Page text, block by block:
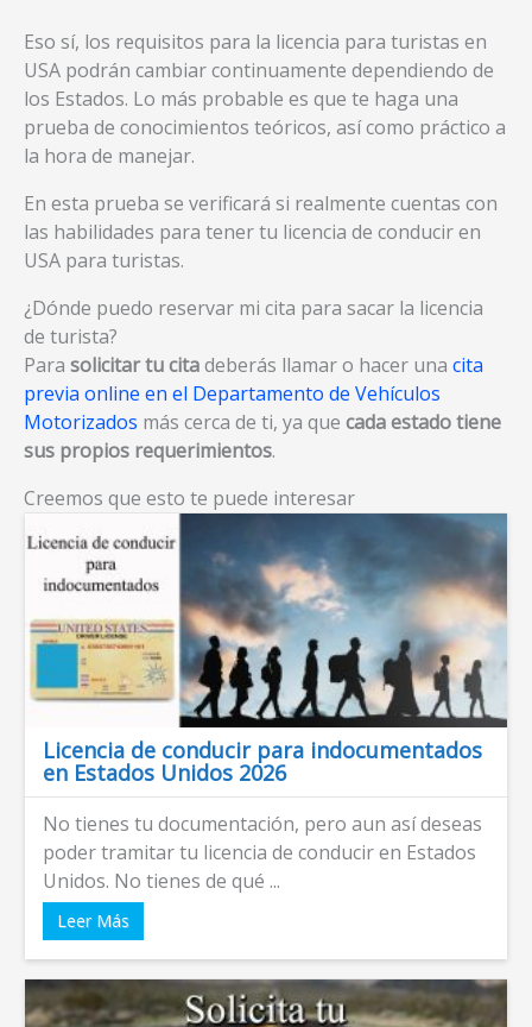
Eso sí, los requisitos para la licencia para turistas en
USA podrán cambiar continuamente dependiendo de
los Estados. Lo más probable es que te haga una
prueba de conocimientos teóricos, así como práctico a
la hora de manejar.
En esta prueba se verificará si realmente cuentas con
las habilidades para tener tu licencia de conducir en
USA para turistas.
¿Dónde puedo reservar mi cita para sacar la licencia
de turista?
Para solicitar tu citadeberás llamar o hacer una cita
previa online en el Departamento de Vehículos
Motorizados más cerca de ti, ya que cada estado tiene
sus propios requerimientos.
Creemos que esto te puede interesar
Licencia de conducir para indocumentados
en Estados Unidos 2026
No tienes tu documentación, pero aun así deseas
poder tramitar tu licencia de conducir en Estados
Unidos. No tienes de qué ...
Leer Más